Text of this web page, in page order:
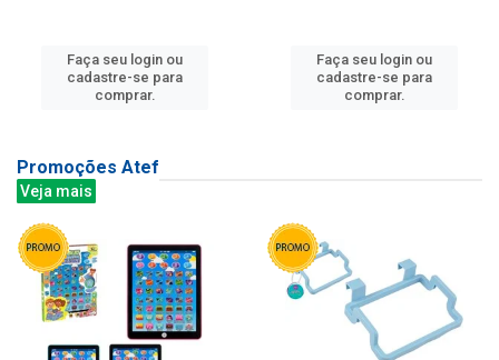
Faça seu login ou
cadastre-se para
comprar.
Faça seu login ou
cadastre-se para
comprar.
Promoções Atef
Veja mais